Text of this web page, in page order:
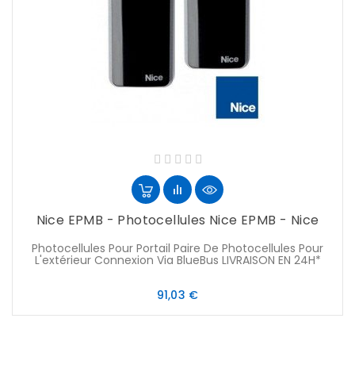
Nice EPMB - Photocellules Nice EPMB - Nice
Photocellules Pour Portail Paire De Photocellules Pour
L'extérieur Connexion Via BlueBus LIVRAISON EN 24H*
91,03 €Prix